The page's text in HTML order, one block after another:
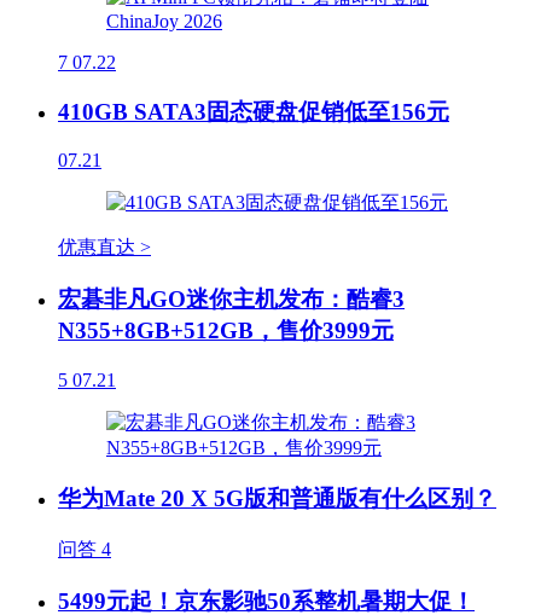
7 07.22
410GB SATA3固态硬盘促销低至156元
07.21
优惠直达 >
宏碁非凡GO迷你主机发布：酷睿3
N355+8GB+512GB，售价3999元
5 07.21
华为Mate 20 X 5G版和普通版有什么区别？
问答 4
5499元起！京东影驰50系整机暑期大促！